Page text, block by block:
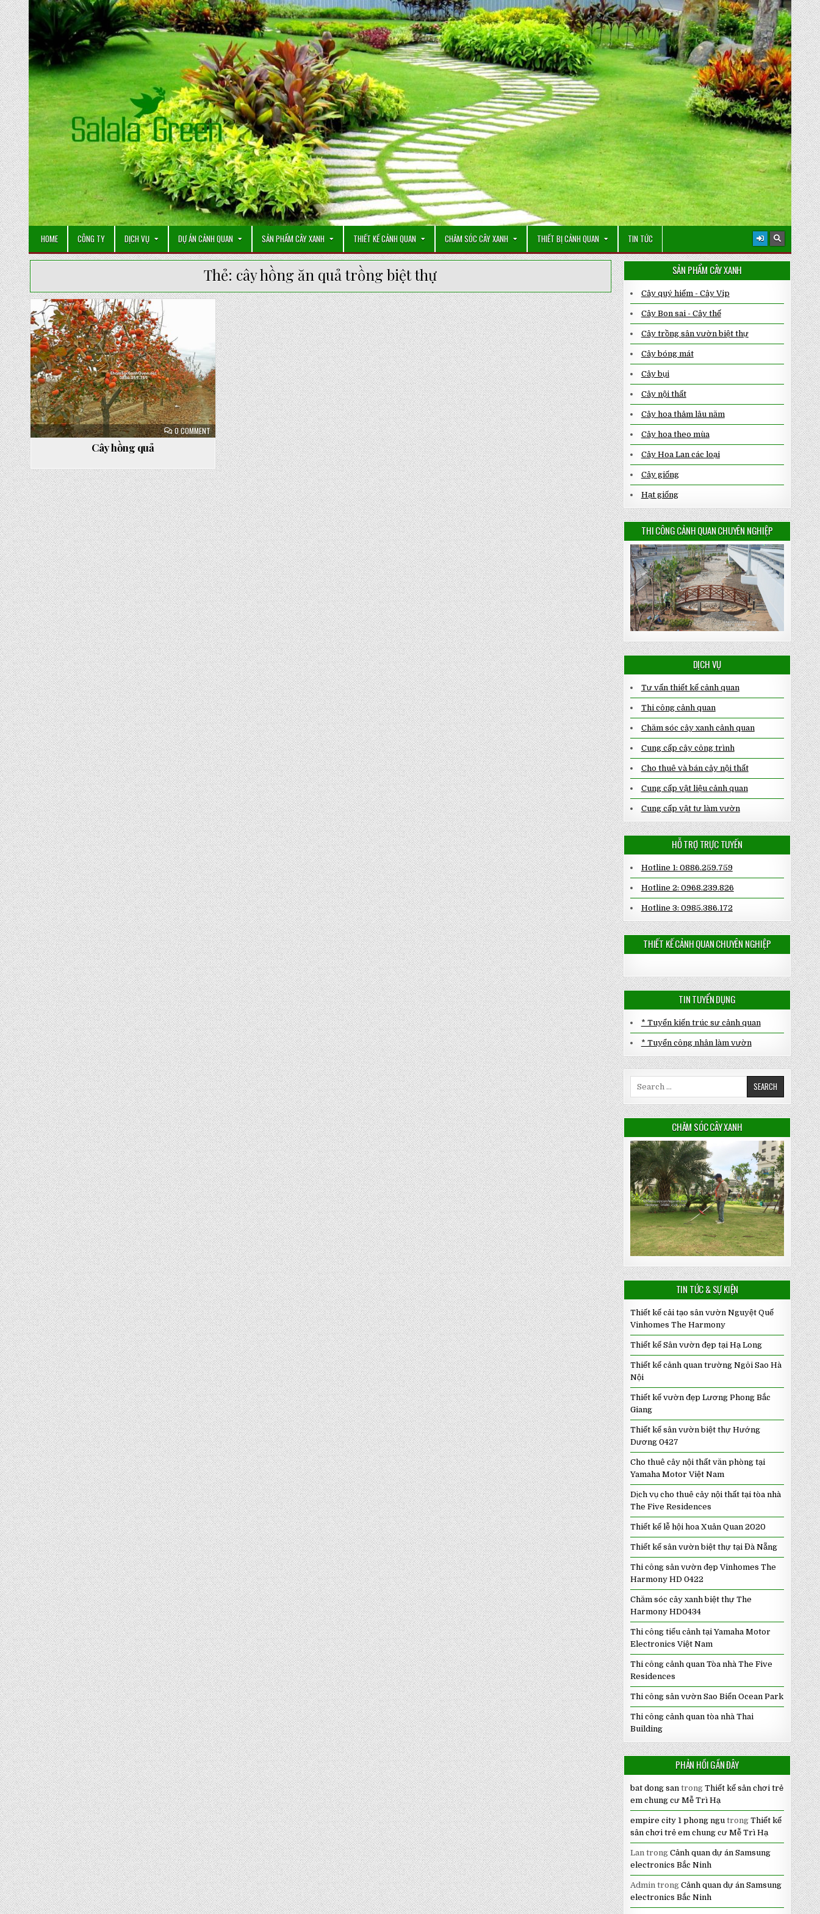
Skip
to
content
HOME CÔNG TY DỊCH VỤ DỰ ÁN CẢNH QUAN SẢN PHẨM CÂY XANH THIẾT KẾ CẢNH QUAN CHĂM SÓC CÂY XANH THIẾT BỊ CẢNH QUAN TIN TỨC
Thẻ: cây hồng ăn quả trồng biệt thự
0 COMMENTON
CÂY
HỒNG
QUẢ
Posted
in
Cây hồng quả
SẢN PHẨM CÂY XANH
Cây quý hiếm - Cây Vip
Cây Bon sai - Cây thế
Cây trồng sân vườn biệt thự
Cây bóng mát
Cây bụi
Cây nội thất
Cây hoa thảm lâu năm
Cây hoa theo mùa
Cây Hoa Lan các loại
Cây giống
Hạt giống
THI CÔNG CẢNH QUAN CHUYÊN NGHIỆP
DỊCH VỤ
Tư vấn thiết kế cảnh quan
Thi công cảnh quan
Chăm sóc cây xanh cảnh quan
Cung cấp cây công trình
Cho thuê và bán cây nội thất
Cung cấp vật liệu cảnh quan
Cung cấp vật tư làm vườn
HỖ TRỢ TRỰC TUYẾN
Hotline 1: 0886.259.759
Hotline 2: 0968.239.826
Hotline 3: 0985.386.172
THIẾT KẾ CẢNH QUAN CHUYÊN NGHIỆP
TIN TUYỂN DỤNG
* Tuyển kiến trúc sư cảnh quan
* Tuyển công nhân làm vườn
CHĂM SÓC CÂY XANH
TIN TỨC & SỰ KIỆN
Thiết kế cải tạo sân vườn Nguyệt Quế
Vinhomes The Harmony
Thiết kế Sân vườn đẹp tại Hạ Long
Thiết kế cảnh quan trường Ngôi Sao Hà
Nội
Thiết kế vườn đẹp Lương Phong Bắc
Giang
Thiết kế sân vườn biệt thự Hướng
Dương 0427
Cho thuê cây nội thất văn phòng tại
Yamaha Motor Việt Nam
Dịch vụ cho thuê cây nội thất tại tòa nhà
The Five Residences
Thiết kế lễ hội hoa Xuân Quan 2020
Thiết kế sân vườn biệt thự tại Đà Nẵng
Thi công sân vườn đẹp Vinhomes The
Harmony HD 0422
Chăm sóc cây xanh biệt thự The
Harmony HD0434
Thi công tiểu cảnh tại Yamaha Motor
Electronics Việt Nam
Thi công cảnh quan Tòa nhà The Five
Residences
Thi công sân vườn Sao Biển Ocean Park
Thi công cảnh quan tòa nhà Thai
Building
PHẢN HỒI GẦN ĐÂY
bat dong santrong Thiết kế sân chơi trẻ
em chung cư Mễ Trì Hạ
empire city 1 phong ngutrong Thiết kế
sân chơi trẻ em chung cư Mễ Trì Hạ
Lantrong Cảnh quan dự án Samsung
electronics Bắc Ninh
Admintrong Cảnh quan dự án Samsung
electronics Bắc Ninh